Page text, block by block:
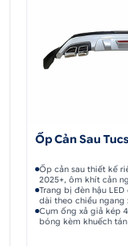
Bước 1: Cần lựa
vè che mưa
vải ẩm mềm
trạng trầy xước
kết dính chặt
Bước 2: Xác
Ốp Cản Sau
Ốp cản sau thiết kế
2025+, ôm khít cản
nhưng thêm cá tính.
Trang bị đèn hậu
dài theo chiều ngang
ban đêm và khi thời
Cụm ống xả giả kép
bóng kèm khuếch